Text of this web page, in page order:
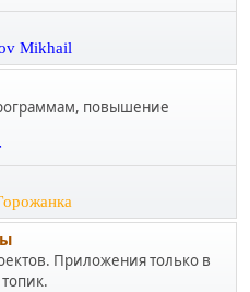
Mikhail
повышение
Приложения только в